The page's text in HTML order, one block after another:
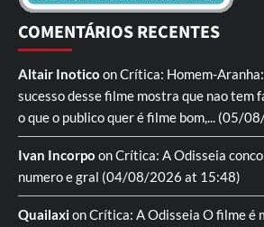
COMENTÁRIOS RECENTES
Altair Inotico onCrítica: Homem-
sucesso desse filme mostra que nao tem
o que o publico quer é filme bom,... (05/
Ivan Incorpo onCrítica: A Odisseia
numero e gral (04/08/2026 at 15:48)
QuailaxionCrítica: A Odisseia O filme é